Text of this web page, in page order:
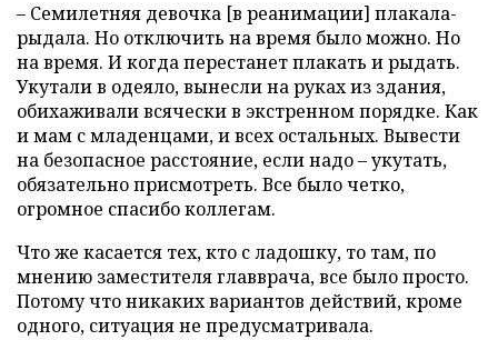
– Семилетняя девочка [в реанимации] плакала-
рыдала. Но отключить на время было можно. Но
на время. И когда перестанет плакать и рыдать.
Укутали в одеяло, вынесли на руках из здания,
обихаживали всячески в экстренном порядке. Как
и мам с младенцами, и всех остальных. Вывести
на безопасное расстояние, если надо – укутать,
обязательно присмотреть. Все было четко,
огромное спасибо коллегам.
Что же касается тех, кто с ладошку, то там, по
мнению заместителя главврача, все было просто.
Потому что никаких вариантов действий, кроме
одного, ситуация не предусматривала.